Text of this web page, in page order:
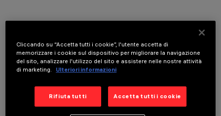
DATI TECNICI
Cliccando su “Accetta tutti i cookie”, l'utente accetta di
memorizzare i cookie sul dispositivo per migliorare la navigazione
del sito, analizzare l'utilizzo del sito e assistere nelle nostre attività
di marketing.
Ulteriori informazioni
Rifiuta tutti Accetta tutti i cookie